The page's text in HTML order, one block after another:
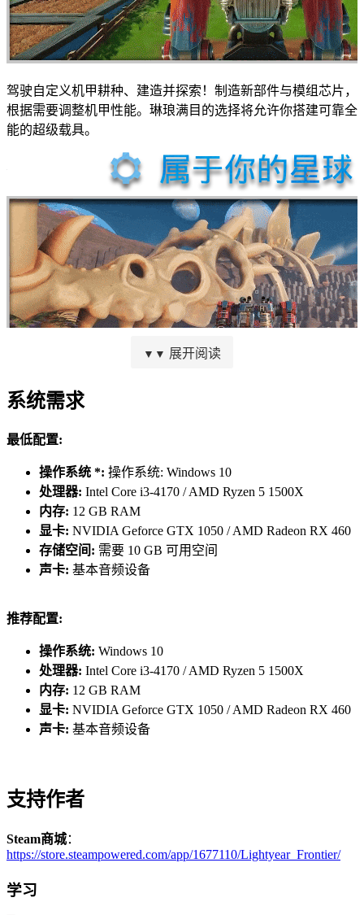
驾驶自定义机甲耕种、建造并探索！制造新部件与模组芯片，
根据需要调整机甲性能。琳琅满目的选择将允许你搭建可靠全
能的超级载具。
机盎然的外星球白手起家。克服种种环境挑战，见证自己的新
家园蓬勃发展。
实现收成最大化！
▼▼ 展开阅读
系统需求
最低配置:
操作系统 *: 操作系统: Windows 10
处理器: Intel Core i3-4170 / AMD Ryzen 5 1500X
内存: 12 GB RAM
显卡: NVIDIA Geforce GTX 1050 / AMD Radeon RX 460
存储空间: 需要 10 GB 可用空间
声卡: 基本音频设备
推荐配置:
操作系统: Windows 10
处理器: Intel Core i3-4170 / AMD Ryzen 5 1500X
内存: 12 GB RAM
显卡: NVIDIA Geforce GTX 1050 / AMD Radeon RX 460
声卡: 基本音频设备
支持作者
Steam商城：
https://store.steampowered.com/app/1677110/Lightyear_Frontier/
学习